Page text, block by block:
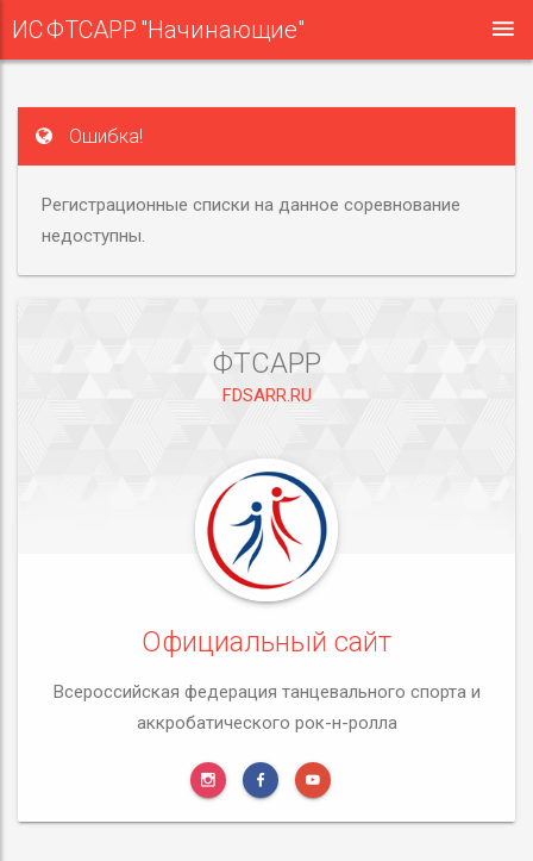
ИС ФТСАРР "Начинающие"
Ошибка!
Регистрационные списки на данное соревнование
недоступны.
ФТСАРР
FDSARR.RU
Официальный сайт
Всероссийская федерация танцевального спорта и
аккробатического рок-н-ролла